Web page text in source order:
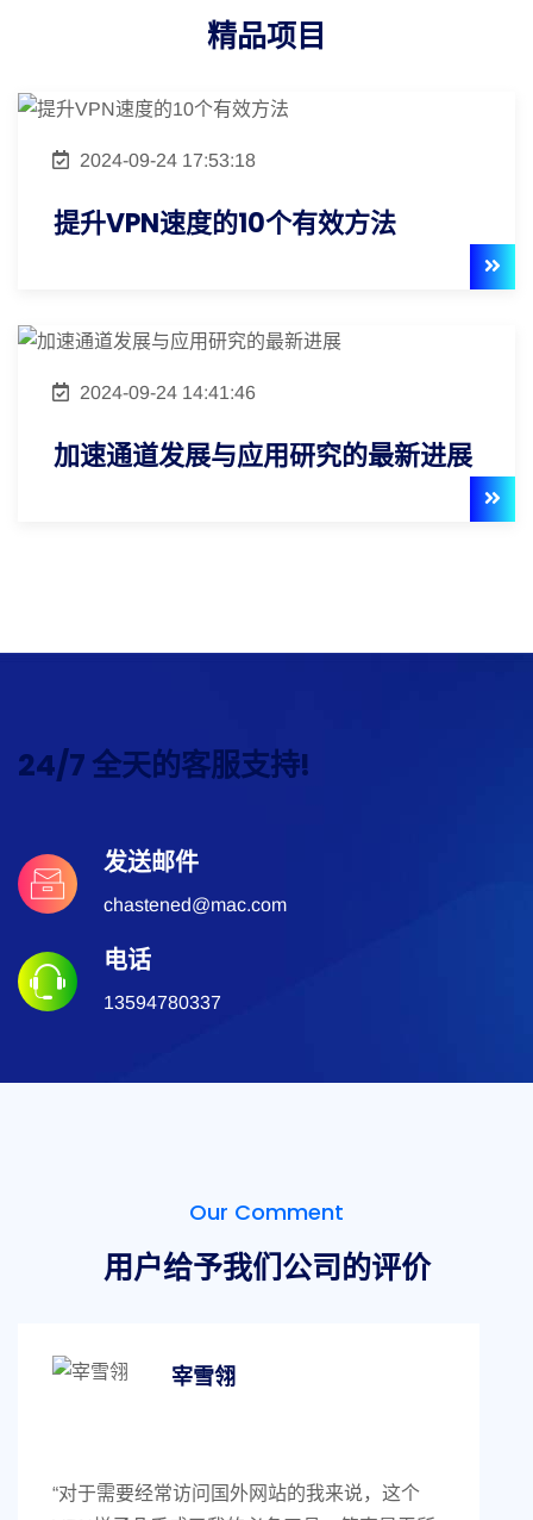
精品项目
2024-09-24 17:53:18
提升VPN速度的10个有效方法
2024-09-24 14:41:46
加速通道发展与应用研究的最新进展
24/7 全天的客服支持!
发送邮件
chastened@mac.com
电话
13594780337
Our Comment
用户给予我们公司的评价
彭绿春
“使用这个VPN梯子已经有一段时间了，从来没